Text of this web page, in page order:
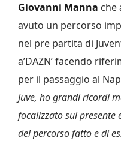
Giovanni Manna che
avuto un percorso
nel pre partita di
a’DAZN’ facendo
per il passaggio al
Juve, ho grandi ricordi
focalizzato sul presente
del percorso fatto e di